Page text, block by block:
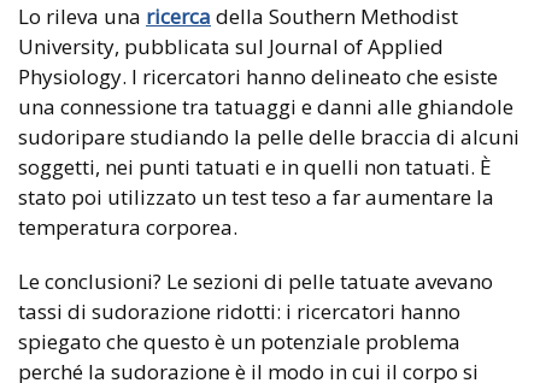
Lo rileva una ricerca della Southern Methodist
University, pubblicata sul Journal of Applied
Physiology. I ricercatori hanno delineato che esiste
una connessione tra tatuaggi e danni alle ghiandole
sudoripare studiando la pelle delle braccia di alcuni
soggetti, nei punti tatuati e in quelli non tatuati. È
stato poi utilizzato un test teso a far aumentare la
temperatura corporea.
Le conclusioni? Le sezioni di pelle tatuate avevano
tassi di sudorazione ridotti: i ricercatori hanno
spiegato che questo è un potenziale problema
perché la sudorazione è il modo in cui il corpo si